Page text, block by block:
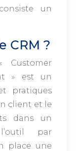
un
CRM ?
Customer
» est un
pratiques
client et le
dans un
par
place une